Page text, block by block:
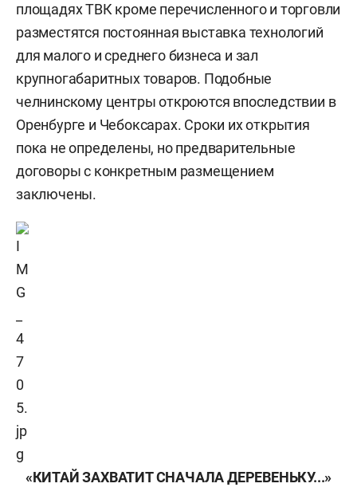
площадях ТВК кроме перечисленного и торговли
разместятся постоянная выставка технологий
для малого и среднего бизнеса и зал
крупногабаритных товаров. Подобные
челнинскому центры откроются впоследствии в
Оренбурге и Чебоксарах. Сроки их открытия
пока не определены, но предварительные
договоры с конкретным размещением
заключены.
«КИТАЙ ЗАХВАТИТ СНАЧАЛА ДЕРЕВЕНЬКУ...»